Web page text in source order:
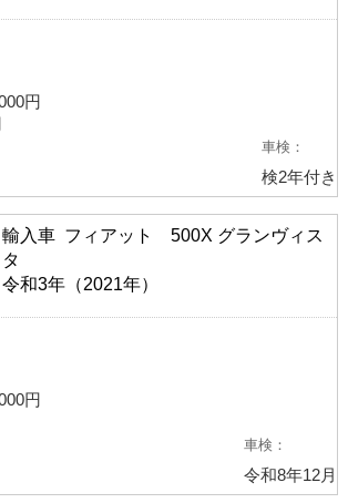
円
車検
検2年付き
輸入車 フィアット 500X グランヴィス
タ
令和3年（2021年）
円
車検
令和8年12月